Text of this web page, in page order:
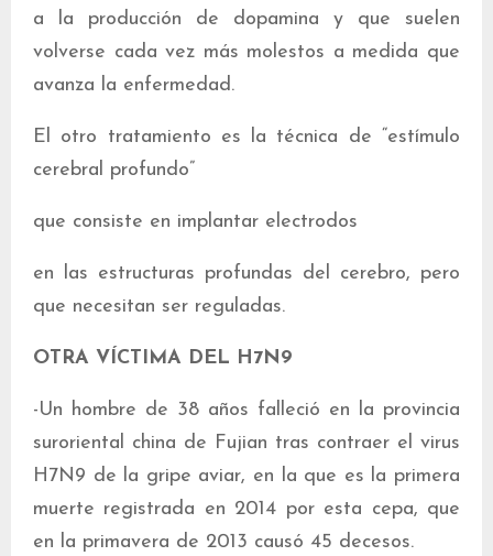
a la producción de dopamina y que suelen
volverse cada vez más molestos a medida que
avanza la enfermedad.
El otro tratamiento es la técnica de “estímulo
cerebral profundo”
que consiste en implantar electrodos
en las estructuras profundas del cerebro, pero
que necesitan ser reguladas.
OTRA VÍCTIMA DEL H7N9
-Un hombre de 38 años falleció en la provincia
suroriental china de Fujian tras contraer el virus
H7N9 de la gripe aviar, en la que es la primera
muerte registrada en 2014 por esta cepa, que
en la primavera de 2013 causó 45 decesos.